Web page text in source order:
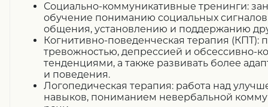
Социально-коммуникативные тренинги:
обучение пониманию социальных
общения, установлению и поддержанию
Когнитивно-поведенческая терапия (КПТ):
тревожностью, депрессией и обсессивно-
тенденциями, а также развивать более
и поведения.
Логопедическая терапия: работа над
навыков, пониманием невербальной